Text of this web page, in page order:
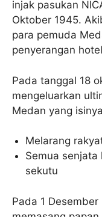
injak pasukan
Oktober 1945.
para pemuda
penyerangan
Pada tanggal 18
mengeluarkan
Medan yang
Melarang
Semua senjata
sekutu
Pada 1